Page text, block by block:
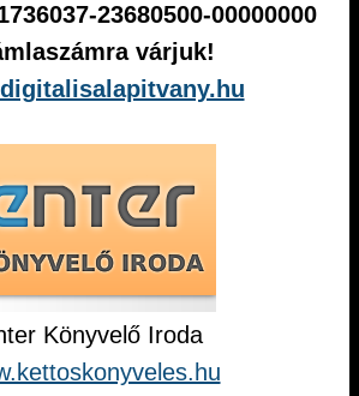
23680500-00000000
várjuk!
Könyvelő Iroda